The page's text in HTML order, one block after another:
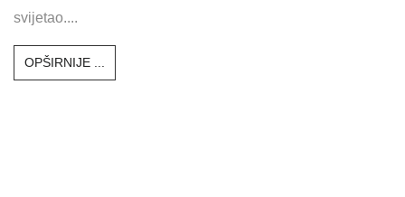
svijetao....
OPŠIRNIJE ...